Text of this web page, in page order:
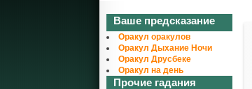
Ваше предсказание
Оракул оракулов
Оракул Дыхание Ночи
Оракул Друсбеке
Оракул на день
Прочие гадания